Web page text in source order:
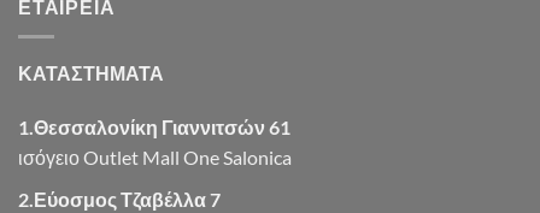
ΕΤΑΙΡΕΊΑ
ΚΑΤΑΣΤΗΜΑΤΑ
1.Θεσσαλονίκη Γιαννιτσών 61
ισόγειο Outlet Mall One Salonica
2.Εύοσμος Τζαβέλλα 7